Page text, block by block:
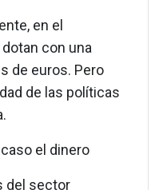
en el
con una
de euros. Pero
de las políticas
el dinero
del sector